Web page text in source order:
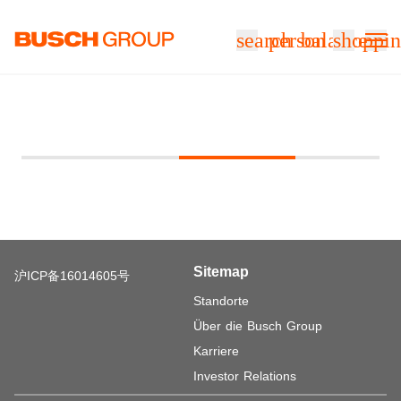
searchpersonbalance
沪ICP备16014605号 Sitemap
Standorte
Über die Busch Group
Karriere
Investor Relations